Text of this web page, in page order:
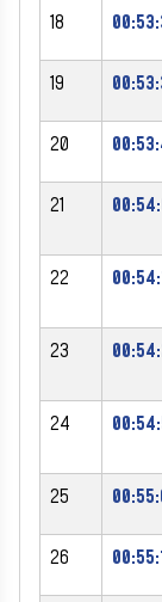
18
19
20
21
22
23
24
25
26